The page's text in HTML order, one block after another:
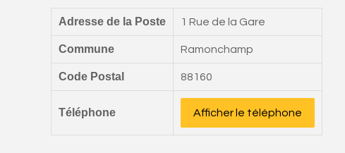
Adresse de la Poste 1 Rue de la Gare
Commune Ramonchamp
Code Postal 88160
Téléphone Afficher le téléphone